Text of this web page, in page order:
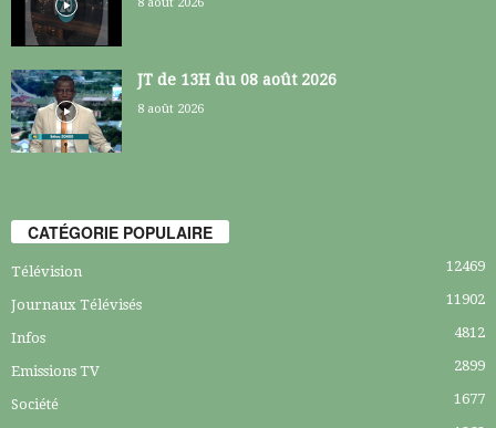
8 août 2026
JT de 13H du 08 août 2026
8 août 2026
CATÉGORIE POPULAIRE
Télévision 12469
Journaux Télévisés 11902
Infos 4812
Emissions TV 2899
Société
1677